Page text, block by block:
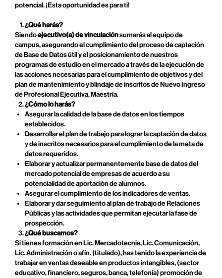
potencial. ¡Esta oportunidad es para ti!
¿Qué harás?
Siendoejecutivo(a) de vinculaciónsumarás al equipo de
campus, asegurando el cumplimiento del proceso de captación
de Base de Datos útil y el posicionamiento de nuestros
programas de estudio en el mercado a través de la ejecución de
las acciones necesarias para el cumplimiento de objetivos y del
plan de mantenimiento y blindaje de inscritos de Nuevo Ingreso
de Profesional Ejecutiva, Maestría.
¿Cómo lo harás?
Asegurar la calidad de la base de datos en los tiempos
establecidos.
Desarrollar el plan de trabajo para lograr la captación de datos
y de inscritos necesarios para el cumplimiento de la meta de
datos requeridos.
Elaborar y actualizar permanentemente base de datos del
mercado potencial de empresas de acuerdo a su
potencialidad de aportación de alumnos.
Asegurar el cumplimiento de los indicadores de ventas.
Elaborar y dar seguimiento al plan de trabajo de Relaciones
Públicas y las actividades que permitan ejecutar la fase de
prospección.
¿Qué buscamos?
Si tienes formación en Lic. Mercadotecnia, Lic. Comunicación,
Lic. Administración o afín. (titulado), has tenido la experiencia de
trabajar en ventas deseable en productos intangibles, (sector
educativo, financiero, seguros, banca, telefonía) promoción de